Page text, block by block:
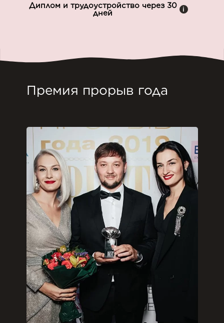
Диплом и трудоустройство через 30
дней
i
Премия прорыв года